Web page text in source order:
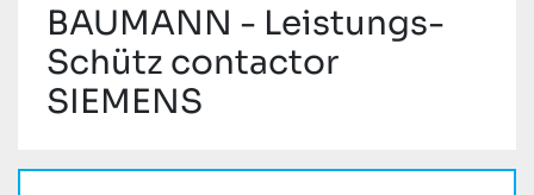
BAUMANN - Leistungs-
Schütz contactor
SIEMENS